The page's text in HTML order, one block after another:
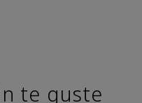
te guste